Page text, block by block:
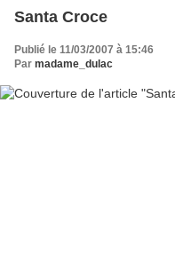
Santa Croce
Publié le 11/03/2007 à 15:46
Par madame_dulac